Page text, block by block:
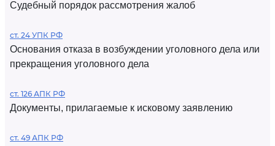
Судебный порядок рассмотрения жалоб
ст. 24 УПК РФ
Основания отказа в возбуждении уголовного дела или
прекращения уголовного дела
ст. 126 АПК РФ
Документы, прилагаемые к исковому заявлению
ст. 49 АПК РФ